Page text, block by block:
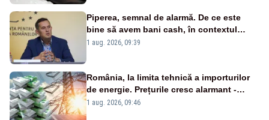
Piperea, semnal de alarmă. De ce este
bine să avem bani cash, în contextul
alertei energetice?
1 aug. 2026, 09:39
România, la limita tehnică a importurilor
de energie. Prețurile cresc alarmant -
Analiză Realitatea Plus
1 aug. 2026, 09:46